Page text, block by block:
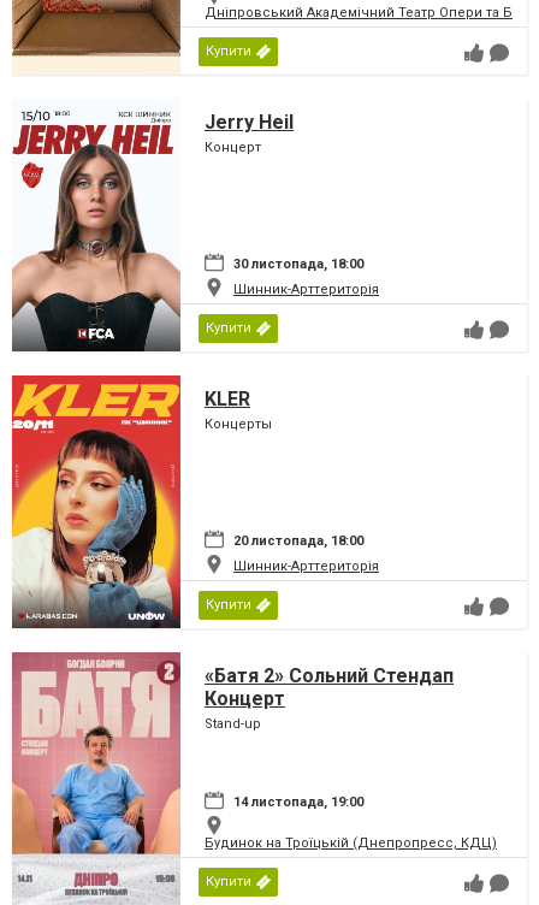
Дніпровський Академічний Театр Опери та
Купити
Jerry Heil
Концерт
30 листопада, 18:00
Шинник-Арттериторія
Купити
KLER
Концерты
20 листопада, 18:00
Шинник-Арттериторія
Купити
«Батя 2» Сольний Стендап
Концерт
Stand-up
14 листопада, 19:00
Будинок на Троїцькій (Днепропресс, КДЦ)
Купити